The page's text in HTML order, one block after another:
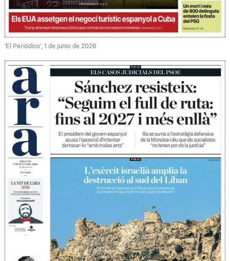
'El Periódico', 1 de junio de 2026